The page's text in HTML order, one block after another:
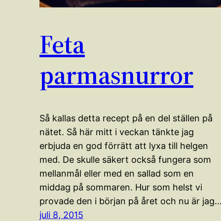
Feta
parmasnurror
Så kallas detta recept på en del ställen på
nätet. Så här mitt i veckan tänkte jag
erbjuda en god förrätt att lyxa till helgen
med. De skulle säkert också fungera som
mellanmål eller med en sallad som en
middag på sommaren. Hur som helst vi
provade den i början på året och nu är
juli 8, 2015